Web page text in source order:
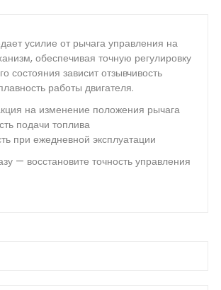
усилие от рычага управления на
обеспечивая точную регулировку
состояния зависит отзывчивость
работы двигателя.
на изменение положения рычага
подачи топлива
при ежедневной эксплуатации
— восстановите точность управления